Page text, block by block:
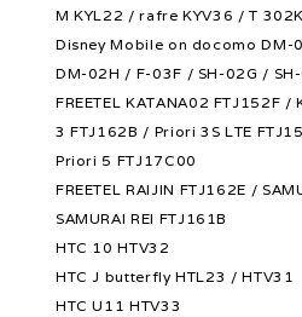
M KYL22 / rafre KYV36 / T
Disney Mobile on docomo
DM-02H / F-03F / SH-02G /
FREETEL KATANA02 FTJ152F
3 FTJ162B / Priori 3S LTE
Priori 5 FTJ17C00
FREETEL RAIJIN FTJ162E /
SAMURAI REI FTJ161B
HTC 10 HTV32
HTC J butterfly HTL23 / HTV31
HTC U11 HTV33